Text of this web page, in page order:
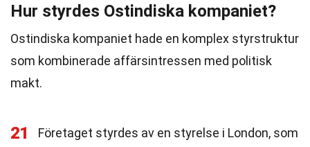
Hur styrdes Ostindiska kompaniet?
Ostindiska kompaniet hade en komplex styrstruktur
som kombinerade affärsintressen med politisk
makt.
21
Företaget styrdes av en styrelse i London, som